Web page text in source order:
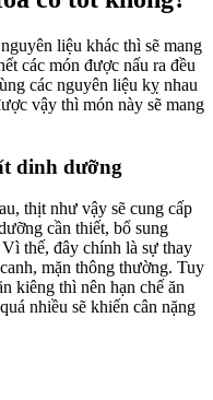
liệu khác thì sẽ mang
các món được nấu ra đều
các nguyên liệu kỵ nhau
vậy thì món này sẽ mang
dinh dưỡng
thịt như vậy sẽ cung cấp
cần thiết, bổ sung
thế, đây chính là sự thay
mặn thông thường. Tuy
kiêng thì nên hạn chế ăn
nhiều sẽ khiến cân nặng